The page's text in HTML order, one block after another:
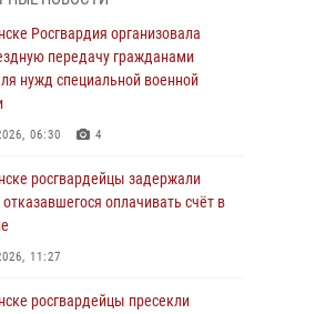
утренний дебош в баре на улице
2026, 08:54
Северо - Западного округа
2026, 12:23 4
на автозаправочной станции
Росгвардия организовала
передачу гражданами
нужд специальной военной
06:30 4
росгвардейцы задержали
оплачивать счёт в
11:27
росгвардейцы пресекли